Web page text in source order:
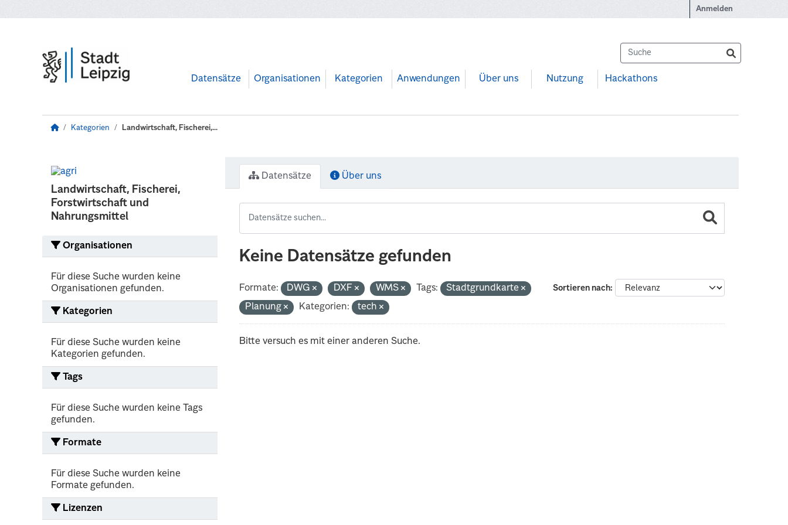
Anmelden
Datensätze Organisationen Kategorien Anwendungen Über uns Nutzung Hackathons
Kategorien Landwirtschaft, Fischerei,...
Landwirtschaft, Fischerei,
Forstwirtschaft und
Nahrungsmittel
Organisationen
Für diese Suche wurden keine
Organisationen gefunden.
Kategorien
Für diese Suche wurden keine
Kategorien gefunden.
Tags
Für diese Suche wurden keine Tags
gefunden.
Formate
Für diese Suche wurden keine
Formate gefunden.
Lizenzen
Datensätze Über uns
Keine Datensätze gefunden
Sortieren nach
Formate: DWG DXF WMS Tags:
Stadtgrundkarte
Planung
Kategorien: tech
Bitte versuch es mit einer anderen Suche.